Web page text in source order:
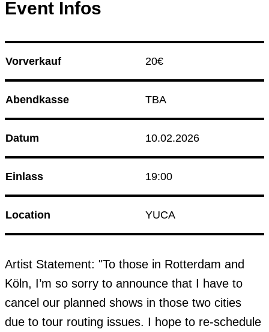
Event Infos
Vorverkauf 20€
Abendkasse TBA
Datum 10.02.2026
Einlass 19:00
Location YUCA
Artist Statement: "To those in Rotterdam and
Köln, I’m so sorry to announce that I have to
cancel our planned shows in those two cities
due to tour routing issues. I hope to re-schedule
15.08.26 Radio Sabor
21.08.26 Korken & Klub - Afterwork